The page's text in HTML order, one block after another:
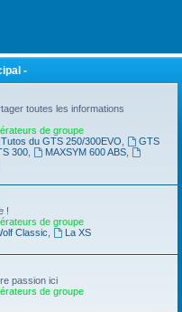
-
toutes les informations
de groupe
du GTS 250/300EVO
GTS
300, MAXSYM 600 ABS,
!
de groupe
Classic
La XS
passion ici
de groupe